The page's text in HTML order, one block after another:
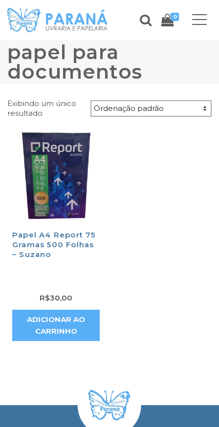
0
papel para
documentos
Exibindo um único
resultado
Papel A4 Report 75
Gramas 500 Folhas
– Suzano
R$30,00
ADICIONAR AO
CARRINHO